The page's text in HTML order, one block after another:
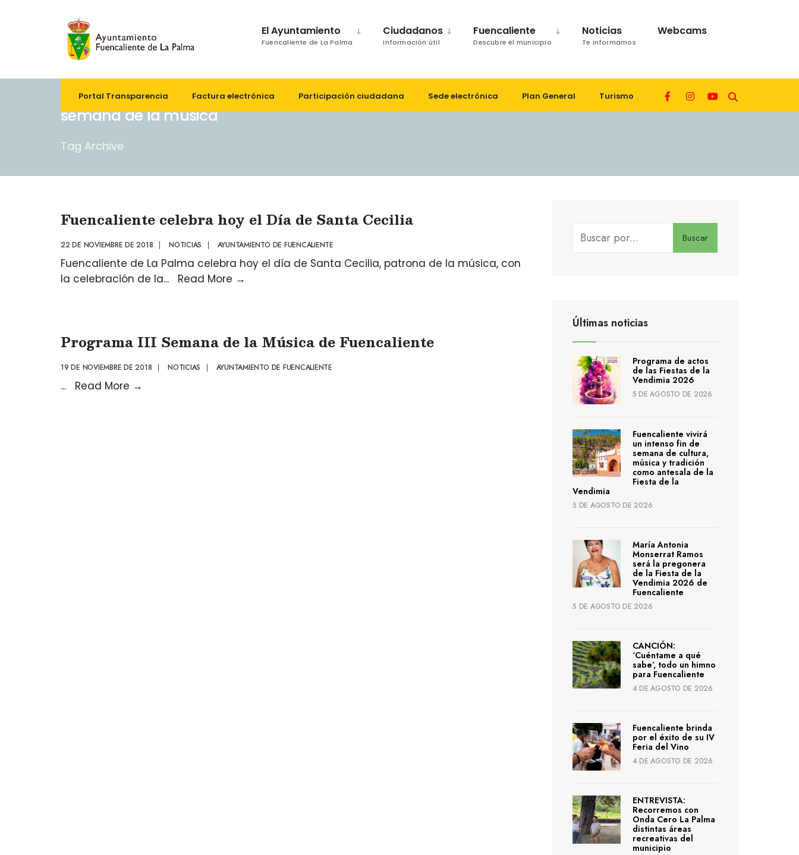
El Ayuntamiento
Fuencaliente de La Palma
Ciudadanos
Información útil
Fuencaliente
Descubre el municipio
Noticias
Te informamos
Webcams
Portal Transparencia Factura electrónica Participación ciudadana Sede electrónica Plan General Turismo
semana de la música
Tag Archive
Fuencaliente celebra hoy el Día de Santa Cecilia
22 DE NOVIEMBRE DE 2018 | NOTICIAS | AYUNTAMIENTO DE FUENCALIENTE
Fuencaliente de La Palma celebra hoy el día de Santa Cecilia, patrona de la música, con
la celebración de la... Read More →
Programa III Semana de la Música de Fuencaliente
19 DE NOVIEMBRE DE 2018 | NOTICIAS | AYUNTAMIENTO DE FUENCALIENTE
... Read More →
Buscar
Últimas noticias
Programa de actos
de las Fiestas de la
Vendimia 2026
5 DE AGOSTO DE 2026
Fuencaliente vivirá
un intenso fin de
semana de cultura,
música y tradición
como antesala de la
Fiesta de la
Vendimia
5 DE AGOSTO DE 2026
María Antonia
Monserrat Ramos
será la pregonera
de la Fiesta de la
Vendimia 2026 de
Fuencaliente
5 DE AGOSTO DE 2026
CANCIÓN:
‘Cuéntame a qué
sabe’, todo un himno
para Fuencaliente
4 DE AGOSTO DE 2026
Fuencaliente brinda
por el éxito de su IV
Feria del Vino
4 DE AGOSTO DE 2026
ENTREVISTA:
Recorremos con
Onda Cero La Palma
distintas áreas
recreativas del
municipio